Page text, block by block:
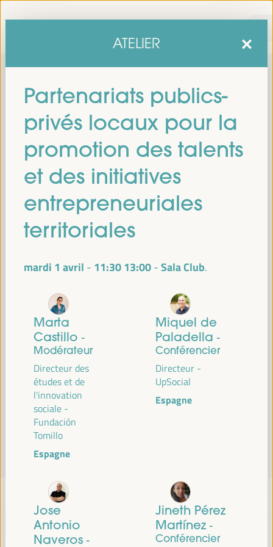
économique local se tiendra du1er au 4 avril 2025 à Séville, en
au Palais des Congrès et des Expositions (FIBES).
ATELIER
Partenariats publics-
privés locaux pour la
promotion des talents
et des initiatives
entrepreneuriales
territoriales
mardi 1 avril - 11:3013:00 Sala Club
Marta
Castillo -
Modérateur
Directeur des
études et de
l'innovation
sociale -
Fundación
Tomillo
Espagne
Miquel de
Paladella -
Conférencier
Directeur -
UpSocial
Espagne
Jose
Antonio
Naveros -
Jineth Pérez
Martínez -
Conférencier